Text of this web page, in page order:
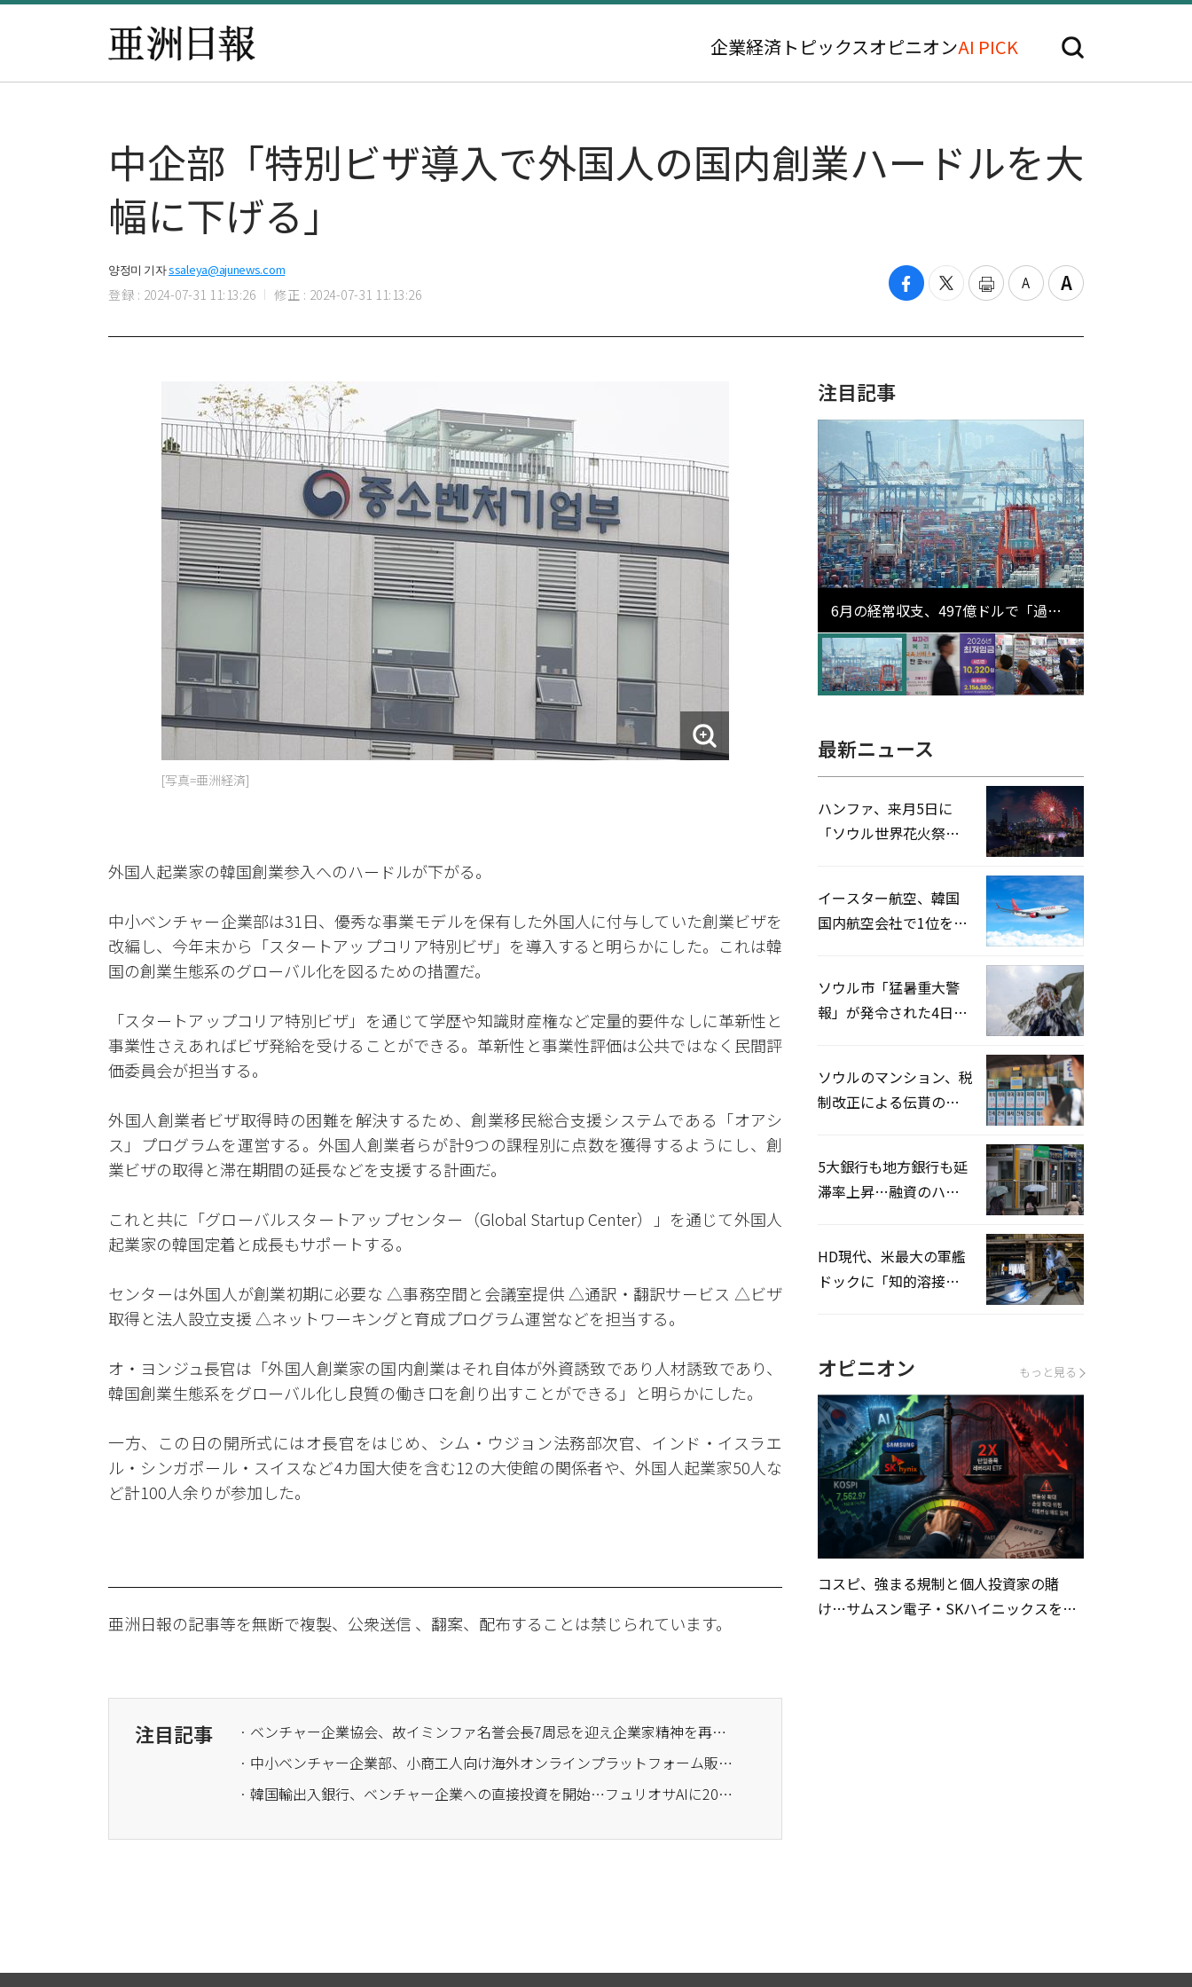
企業経済 トピックスオピニオンAI PICK
中企部「特別ビザ導入で外国人の国内創業ハードルを大
幅に下げる」
양정미 기자ssaleya@ajunews.com
登録 : 2024-07-31 11:13:26 修正 : 2024-07-31 11:13:26
[写真=亜洲経済]
外国人起業家の韓国創業参入へのハードルが下がる。
中小ベンチャー企業部は31日、優秀な事業モデルを保有した外国人に付与していた創業ビザを
改編し、今年末から「スタートアップコリア特別ビザ」を導入すると明らかにした。これは韓
国の創業生態系のグローバル化を図るための措置だ。
「スタートアップコリア特別ビザ」を通じて学歴や知識財産権など定量的要件なしに革新性と
事業性さえあればビザ発給を受けることができる。革新性と事業性評価は公共ではなく民間評
価委員会が担当する。
外国人創業者ビザ取得時の困難を解決するため、創業移民総合支援システムである「オアシ
ス」プログラムを運営する。外国人創業者らが計9つの課程別に点数を獲得するようにし、創
業ビザの取得と滞在期間の延長などを支援する計画だ。
これと共に「グローバルスタートアップセンター（Global Startup Center）」を通じて外国人
起業家の韓国定着と成長もサポートする。
センターは外国人が創業初期に必要な △事務空間と会議室提供 △通訳・翻訳サービス △ビザ
取得と法人設立支援 △ネットワーキングと育成プログラム運営などを担当する。
オ・ヨンジュ長官は「外国人創業家の国内創業はそれ自体が外資誘致であり人材誘致であり、
韓国創業生態系をグローバル化し良質の働き口を創り出すことができる」と明らかにした。
一方、この日の開所式にはオ長官をはじめ、シム・ウジョン法務部次官、インド・イスラエ
ル・シンガポール・スイスなど4カ国大使を含む12の大使館の関係者や、外国人起業家50人な
ど計100人余りが参加した。
亜洲日報の記事等を無断で複製、公衆送信 、翻案、配布することは禁じられています。
注目記事
· ベンチャー企業協会、故イミンファ名誉会長7周忌を迎え企業家精神を再評価
· 中小ベンチャー企業部、小商工人向け海外オンラインプラットフォーム販路支援…1600社を募集
· 韓国輸出入銀行、ベンチャー企業への直接投資を開始…フュリオサAIに200億投資
注目記事
6月の経常収支、497億ドルで「過去
最大」…輸出が初の1000億ドル突破
最新ニュース
ハンファ、来月5日に
「ソウル世界花火祭り
イースター航空、韓国
国内航空会社で1位を記
ソウル市「猛暑重大警
報」が発令された4日、
ソウルのマンション、税
制改正による伝貰の月
5大銀行も地方銀行も延
滞率上昇…融資のハー
HD現代、米最大の軍艦
ドックに「知的溶接」
オピニオン もっと見る
コスピ、強まる規制と個人投資家の賭
け…サムスン電子・SKハイニックスを巡